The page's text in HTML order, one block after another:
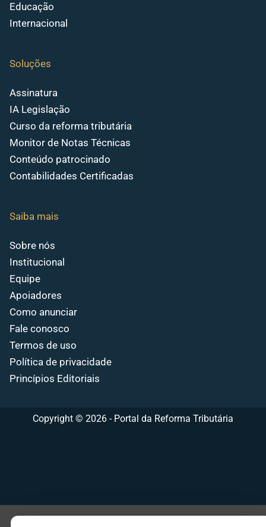
Educação
Internacional
Soluções
Assinatura
IA Legislação
Curso da reforma tributária
Monitor de Notas Técnicas
Conteúdo patrocinado
Contabilidades Certificadas
Saiba mais
Sobre nós
Institucional
Equipe
Apoiadores
Como anunciar
Fale conosco
Termos de uso
Política de privacidade
Princípios Editoriais
Copyright © 2026 - Portal da Reforma Tributária